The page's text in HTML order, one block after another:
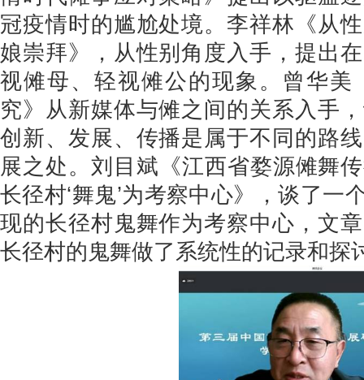
冠疫情时的尴尬处境。李祥林《从
娘崇拜》，从性别角度入手，提出
视傩母、轻视傩公的现象。曾华美
究》从新媒体与傩之间的关系入手
创新、发展、传播是属于不同的路
展之处。刘目斌《江西省婺源傩舞
长径村‘舞鬼’为考察中心》，谈了一
现的长径村鬼舞作为考察中心，文
长径村的鬼舞做了系统性的记录和探